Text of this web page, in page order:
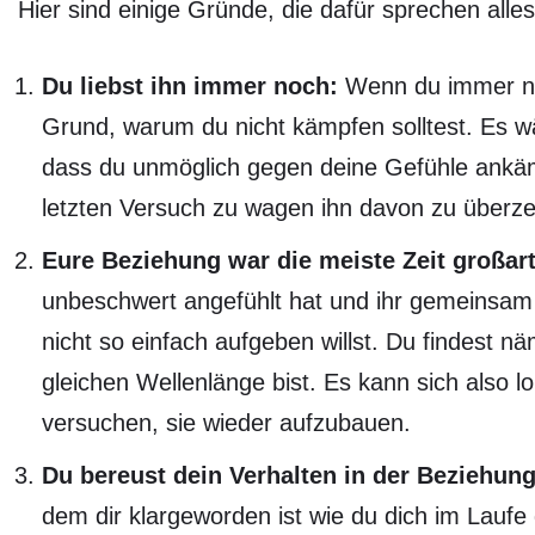
Hier sind einige Gründe, die dafür sprechen
Du liebst ihn immer noch: Wenn du immer
Grund, warum du nicht kämpfen solltest. Es
dass du unmöglich gegen deine Gefühle
letzten Versuch zu wagen ihn davon zu
Eure Beziehung war die meiste Zeit
unbeschwert angefühlt hat und ihr
nicht so einfach aufgeben willst. Du findest
gleichen Wellenlänge bist. Es kann sich also
versuchen, sie wieder aufzubauen.
Du bereust dein Verhalten in der
dem dir klargeworden ist wie du dich im